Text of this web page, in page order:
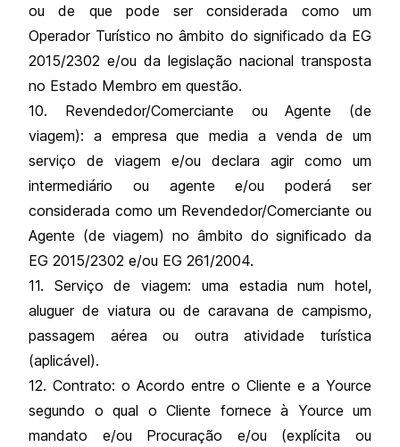
ou de que pode ser considerada como um
Operador Turístico no âmbito do significado da EG
2015/2302 e/ou da legislação nacional transposta
no Estado Membro em questão.
10. Revendedor/Comerciante ou Agente (de
viagem): a empresa que media a venda de um
serviço de viagem e/ou declara agir como um
intermediário ou agente e/ou poderá ser
considerada como um Revendedor/Comerciante ou
Agente (de viagem) no âmbito do significado da
EG 2015/2302 e/ou EG 261/2004.
11. Serviço de viagem: uma estadia num hotel,
aluguer de viatura ou de caravana de campismo,
passagem aérea ou outra atividade turística
(aplicável).
12. Contrato: o Acordo entre o Cliente e a Yource
segundo o qual o Cliente fornece à Yource um
mandato e/ou Procuração e/ou (explícita ou